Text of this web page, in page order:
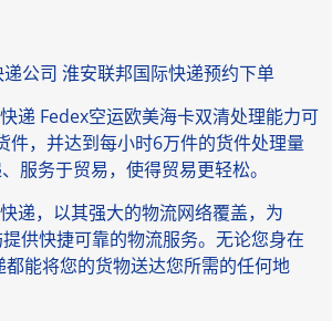
公司 淮安联邦国际快递预约下单
递 Fedex空运欧美海卡双清处理能力可
件，并达到每小时6万件的货件处理量
服务于贸易，使得贸易更轻松。
递，以其强大的物流网络覆盖，为
供快捷可靠的物流服务。无论您身在
能将您的货物送达您所需的任何地